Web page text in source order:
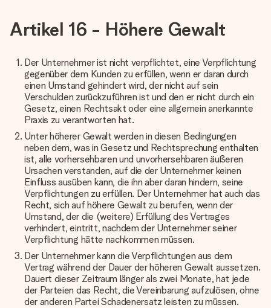
Artikel 16 - Höhere Gewalt
Der Unternehmer ist nicht verpflichtet, eine Verpflichtung
gegenüber dem Kunden zu erfüllen, wenn er daran durch
einen Umstand gehindert wird, der nicht auf sein
Verschulden zurückzuführen ist und den er nicht durch ein
Gesetz, einen Rechtsakt oder eine allgemein anerkannte
Praxis zu verantworten hat.
Unter höherer Gewalt werden in diesen Bedingungen
neben dem, was in Gesetz und Rechtsprechung enthalten
ist, alle vorhersehbaren und unvorhersehbaren äußeren
Ursachen verstanden, auf die der Unternehmer keinen
Einfluss ausüben kann, die ihn aber daran hindern, seine
Verpflichtungen zu erfüllen. Der Unternehmer hat auch das
Recht, sich auf höhere Gewalt zu berufen, wenn der
Umstand, der die (weitere) Erfüllung des Vertrages
verhindert, eintritt, nachdem der Unternehmer seiner
Verpflichtung hätte nachkommen müssen.
Der Unternehmer kann die Verpflichtungen aus dem
Vertrag während der Dauer der höheren Gewalt aussetzen.
Dauert dieser Zeitraum länger als zwei Monate, hat jede
der Parteien das Recht, die Vereinbarung aufzulösen, ohne
der anderen Partei Schadenersatz leisten zu müssen.